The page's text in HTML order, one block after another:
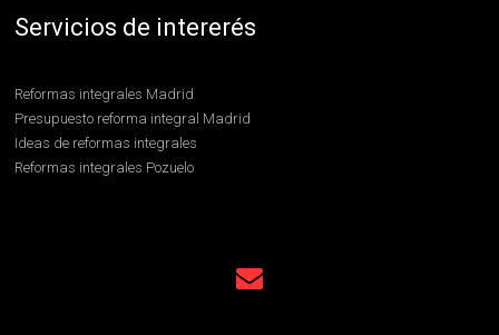
Servicios de intererés
Reformas integrales Madrid
Presupuesto reforma integral Madrid
Ideas de reformas integrales
Reformas integrales Pozuelo